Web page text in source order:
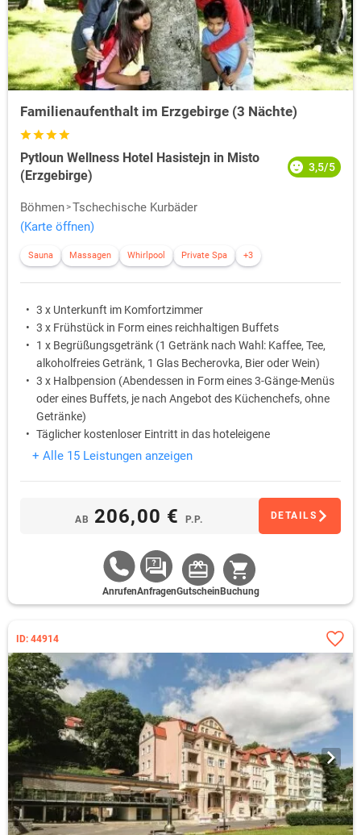
Familienaufenthalt im Erzgebirge (3 Nächte)
Pytloun Wellness Hotel Hasistejn in Misto
(Erzgebirge)
3,5/5
Böhmen Tschechische Kurbäder
(Karte öffnen)
Sauna Massagen Whirlpool Private Spa +3
3 x Unterkunft im Komfortzimmer
3 x Frühstück in Form eines reichhaltigen Buffets
1 x Begrüßungsgetränk (1 Getränk nach Wahl: Kaffee, Tee,
alkoholfreies Getränk, 1 Glas Becherovka, Bier oder Wein)
3 x Halbpension (Abendessen in Form eines 3-Gänge-Menüs
oder eines Buffets, je nach Angebot des Küchenchefs, ohne
Getränke)
Täglicher kostenloser Eintritt in das hoteleigene
Wellnesscenter von 08:00 bis 19:00 (Pool, finnische Sauna,
+ Alle 15 Leistungen anzeigen
AB 206,00 € P.P. DETAILS
AnrufenAnfragenGutschein Buchung
ID: 44914